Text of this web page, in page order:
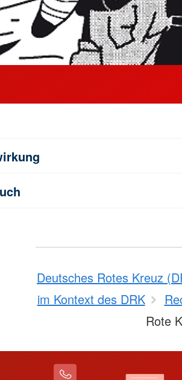
Deutsches Rotes Kreuz
im Kontext des DRK
Rote